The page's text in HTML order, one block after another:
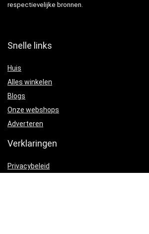
respectievelijke bronnen.
Snelle links
Huis
Alles winkelen
Blogs
Onze webshops
Adverteren
Verklaringen
Privacybeleid